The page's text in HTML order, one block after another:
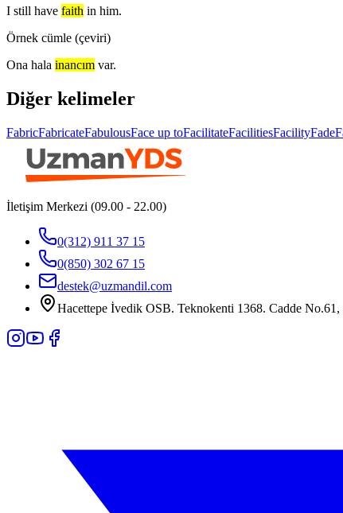
I still have faith in him.
Örnek cümle (çeviri)
Ona hala inancım var.
Diğer kelimeler
FabricFabricateFabulousFace up toFacilitateFacilitiesFacilityFade
İletişim Merkezi (09.00 - 22.00)
0(312) 911 37 15
0(850) 302 67 15
destek@uzmandil.com
Hacettepe İvedik OSB. Teknokenti 1368. Cadde